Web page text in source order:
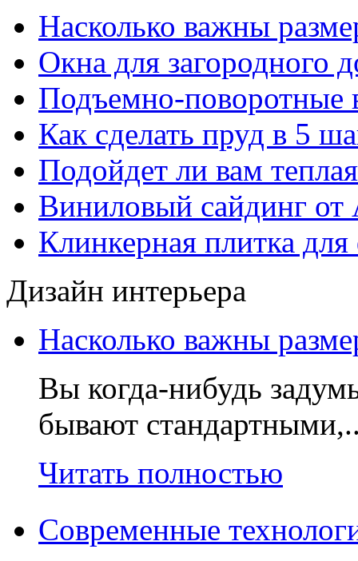
Насколько важны
Окна для загородного
Подъемно-поворотные
Как сделать пруд в 5
Подойдет ли вам
Виниловый сайдинг
Клинкерная плитка
Дизайн интерьера
Насколько важны
Вы когда-нибудь
бывают
Читать полностью
Современные